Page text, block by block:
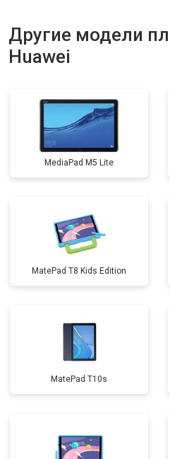
Другие модели
Huawei
MediaPad M5 Lite
MatePad T8 Kids Edition
MatePad T10s